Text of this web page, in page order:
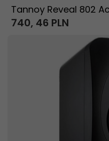
Tannoy Reveal 802
740, 46 PLN